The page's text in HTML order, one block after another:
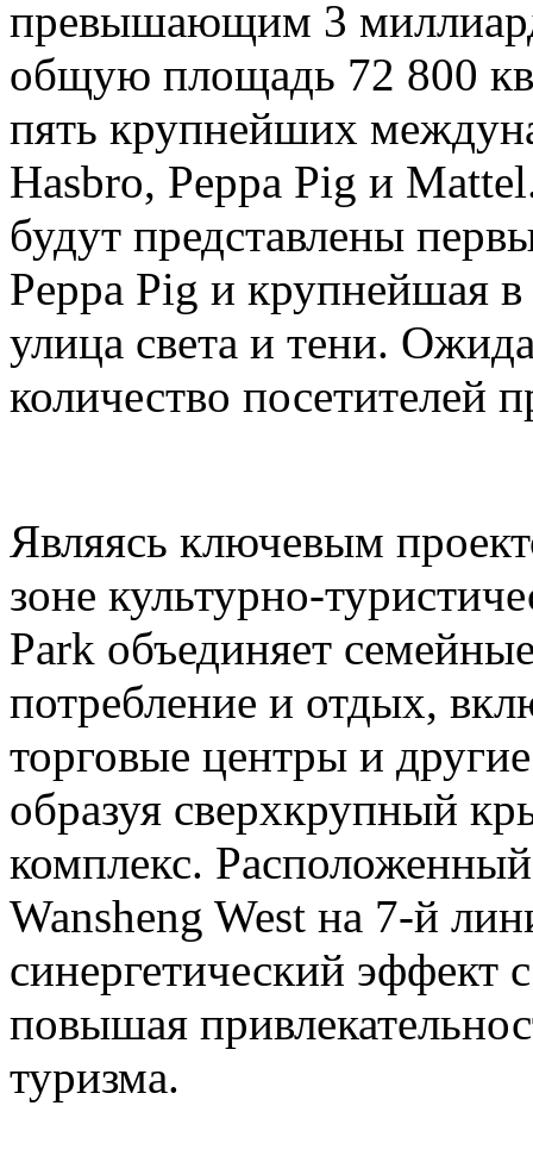
превышающим 3
общую площадь 72 800
пять крупнейших
Hasbro, Peppa Pig и
будут представлены
Peppa Pig и крупнейшая
улица света и тени.
количество посетителей
Являясь ключевым
зоне культурно-
Park объединяет
потребление и отдых,
торговые центры и
образуя сверхкрупный
комплекс.
Wansheng West на 7-й
синергетический эффект
повышая
туризма.